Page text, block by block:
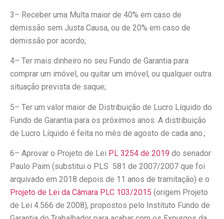
3– Receber uma Multa maior de 40% em caso de
demissão sem Justa Causa, ou de 20% em caso de
demissão por acordo;
4– Ter mais dinheiro no seu Fundo de Garantia para
comprar um imóvel, ou quitar um imóvel, ou qualquer outra
situação prevista de saque;
5– Ter um valor maior de Distribuição de Lucro Líquido do
Fundo de Garantia para os próximos anos. A distribuição
de Lucro Líquido é feita no mês de agosto de cada ano.;
6– Aprovar o Projeto de Lei PL 3254 de 2019 do senador
Paulo Paim (substitui o PLS 581 de 2007/2007 que foi
arquivado em 2018 depois de 11 anos de tramitação) e o
Projeto de Lei da Câmara PLC 103/2015 (origem Projeto
de Lei 4.566 de 2008), propostos pelo Instituto Fundo de